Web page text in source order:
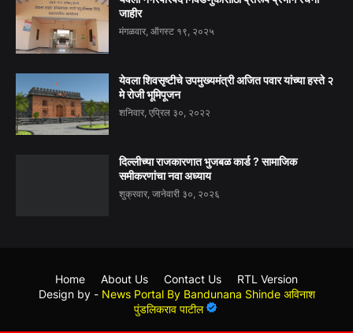
जाहीर
मंगळवार, ऑगस्ट १९, २०२५
येवला शिवसृष्टीचे उपमुख्यमंत्री अजित पवार यांच्या हस्ते २
मे रोजी भूमिपूजन
शनिवार, एप्रिल ३०, २०२२
दिल्लीच्या राजकारणात भुजबळ कार्ड ? सामाजिक
समीकरणांचा नवा अध्याय
शुक्रवार, जानेवारी ३०, २०२६
Home About Us Contact Us
RTL Version
Design by - News Portal By Bandunana Shinde अविनाश
पुंडलिकराव पाटील